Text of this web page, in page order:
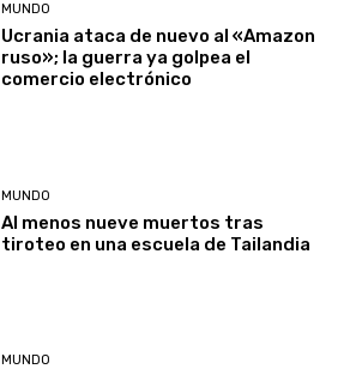
MUNDO
Ucrania ataca de nuevo al «Amazon
ruso»; la guerra ya golpea el
comercio electrónico
MUNDO
Al menos nueve muertos tras
tiroteo en una escuela de Tailandia
MUNDO